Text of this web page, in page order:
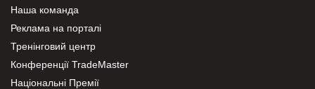
Наша команда
Реклама на порталі
Тренінговий центр
Конференції TradeMaster
Національні Премії